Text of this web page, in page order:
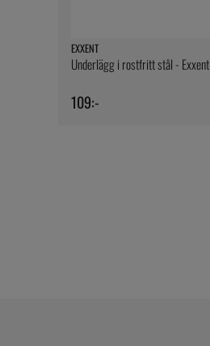
EXXENT
Underlägg i rostfritt stål - Exxent
109:-